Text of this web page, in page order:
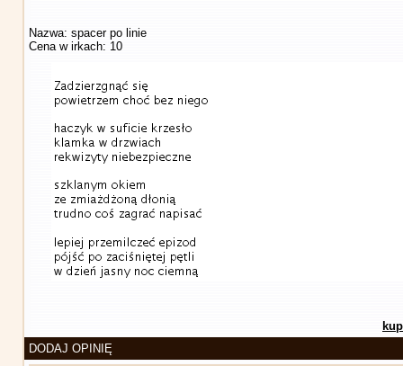
Nazwa: spacer po linie
Cena w irkach: 10
DODAJ OPINIĘ